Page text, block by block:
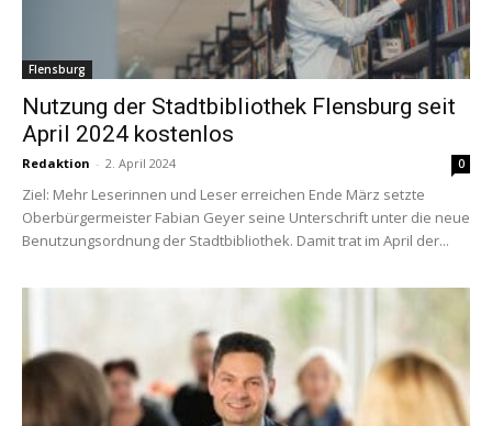
Flensburg
Nutzung der Stadtbibliothek Flensburg seit
April 2024 kostenlos
Redaktion - 2. April 2024 0
Ziel: Mehr Leserinnen und Leser erreichen Ende März setzte
Oberbürgermeister Fabian Geyer seine Unterschrift unter die neue
Benutzungsordnung der Stadtbibliothek. Damit trat im April der...